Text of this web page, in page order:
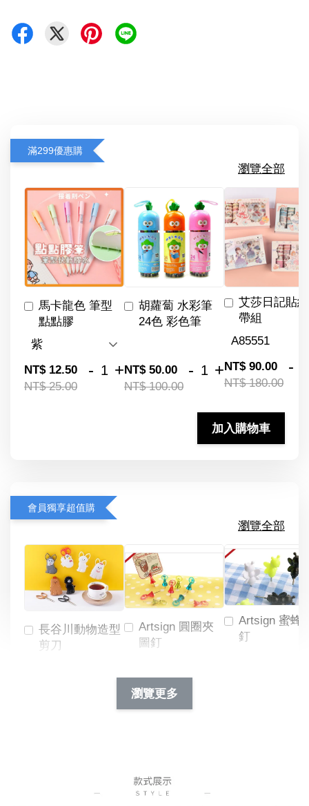
滿299優惠購
瀏覽全部
馬卡龍色 筆型
點點膠
NT$ 12.50
NT$ 25.00
- +
胡蘿蔔 水彩筆
24色 彩色筆
NT$ 50.00
NT$ 100.00
- +
艾莎日記貼
帶組
NT$ 90.00
NT$ 180.00
-
加入購物車
會員獨享超值購
瀏覽全部
長谷川動物造型
剪刀
Artsign 圓圈夾
圖釘
NT$ 19.00
NT$ 66.00
Artsign 蜜蜂
釘
瀏覽更多